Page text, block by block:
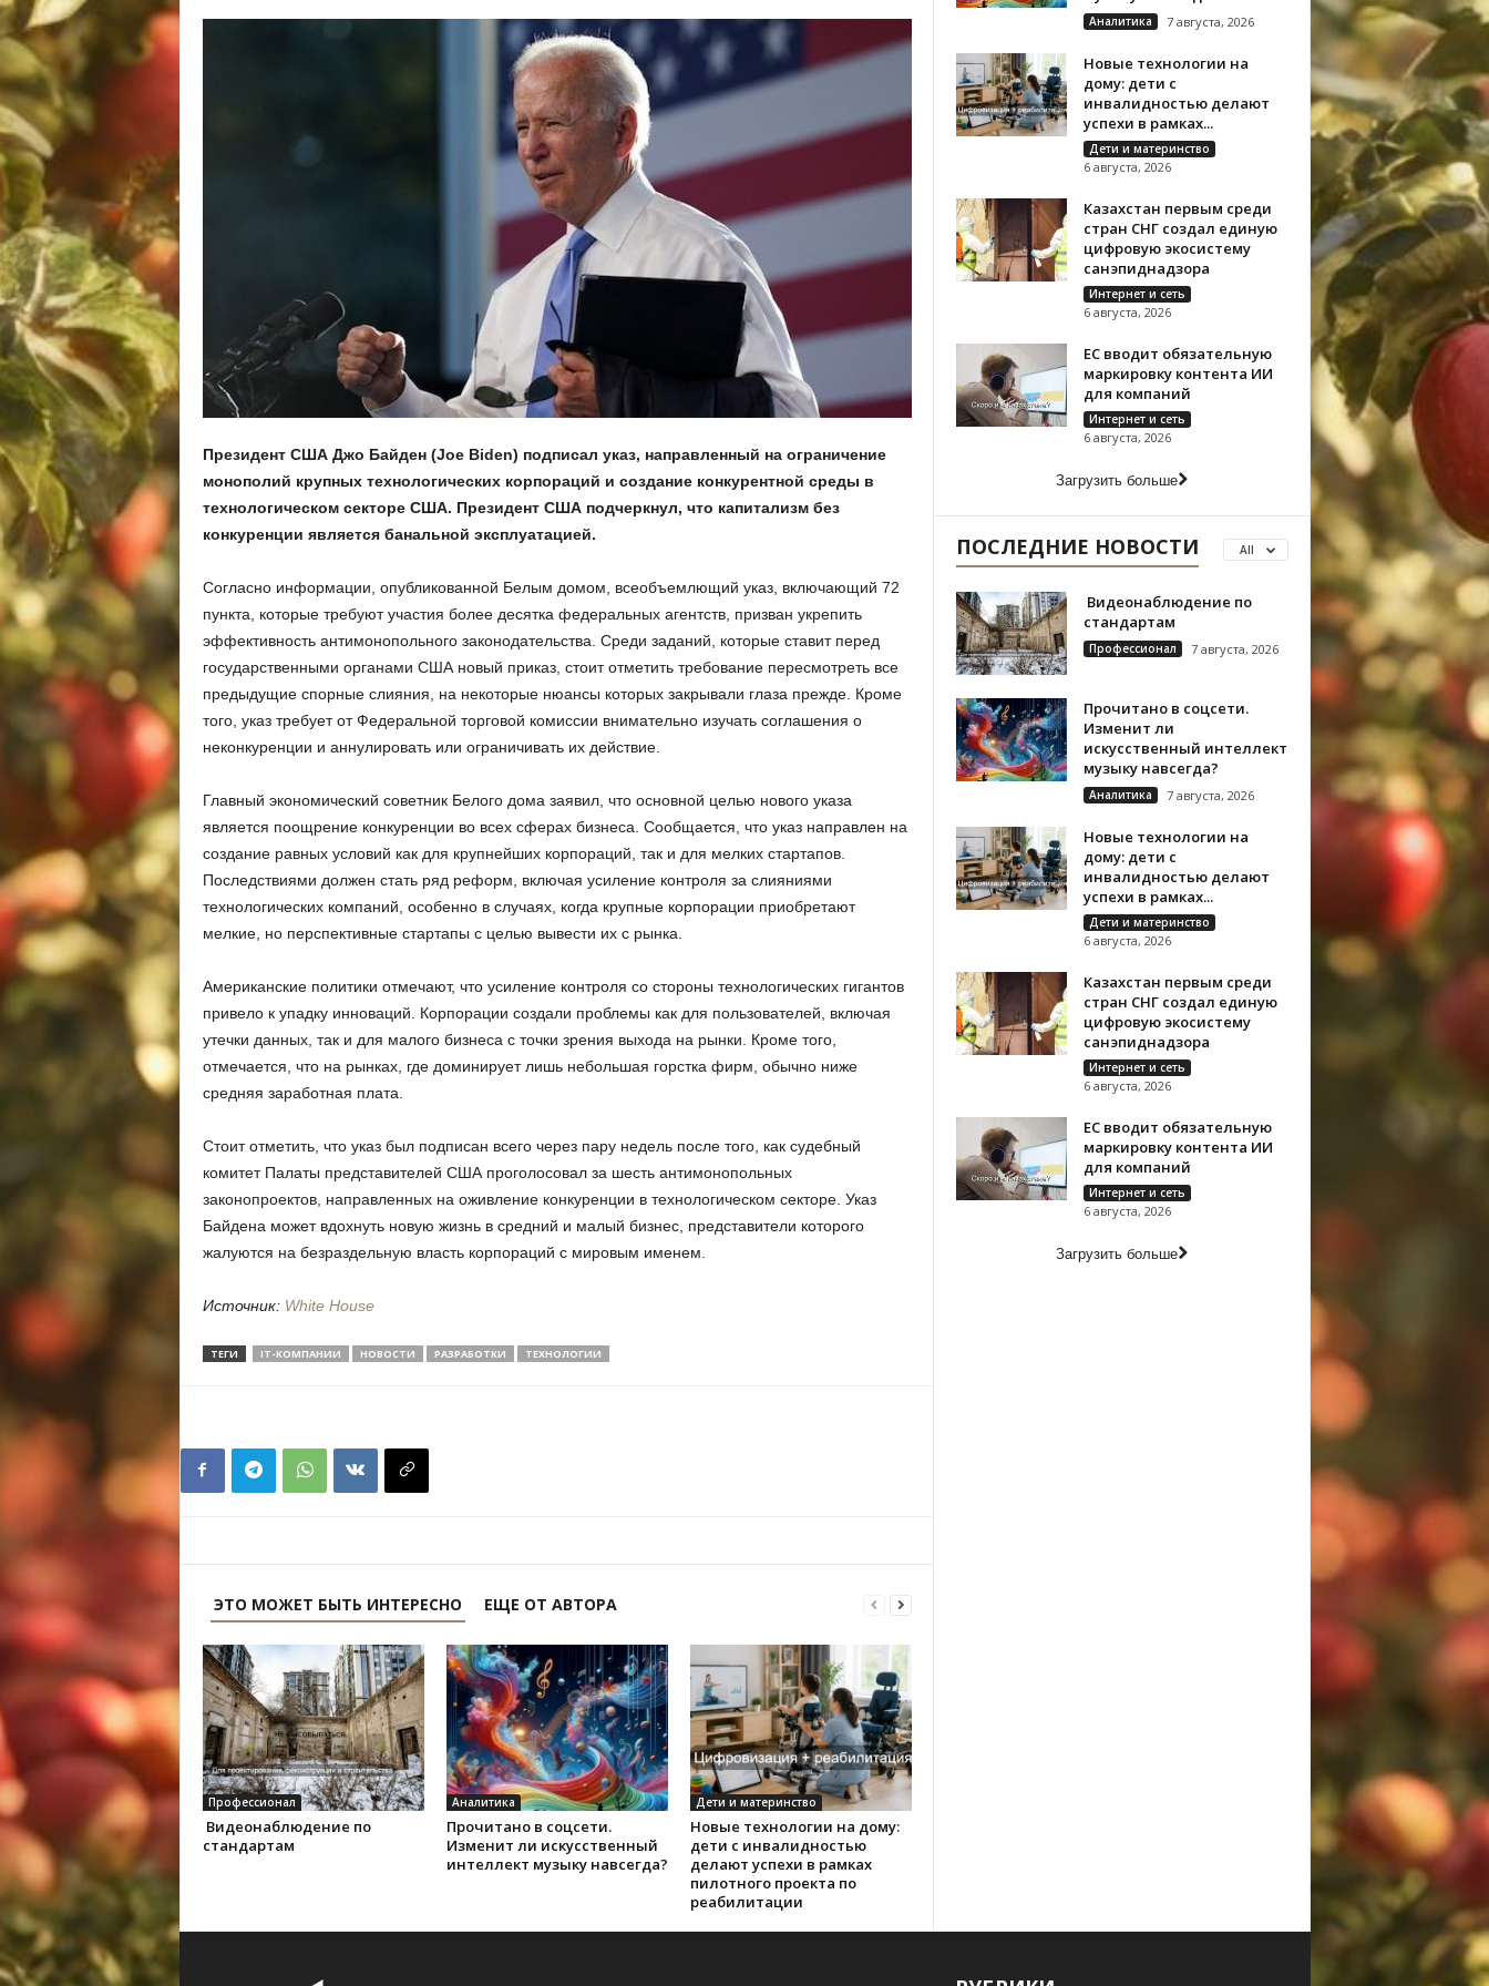
Президент США Джо Байден (Joe Biden) подписал указ, направленный на ограничение
монополий крупных технологических корпораций и создание конкурентной среды в
технологическом секторе США. Президент США подчеркнул, что капитализм без
конкуренции является банальной эксплуатацией.
Согласно информации, опубликованной Белым домом, всеобъемлющий указ, включающий 72
пункта, которые требуют участия более десятка федеральных агентств, призван укрепить
эффективность антимонопольного законодательства. Среди заданий, которые ставит перед
государственными органами США новый приказ, стоит отметить требование пересмотреть все
предыдущие спорные слияния, на некоторые нюансы которых закрывали глаза прежде. Кроме
того, указ требует от Федеральной торговой комиссии внимательно изучать соглашения о
неконкуренции и аннулировать или ограничивать их действие.
Главный экономический советник Белого дома заявил, что основной целью нового указа
является поощрение конкуренции во всех сферах бизнеса. Сообщается, что указ направлен на
создание равных условий как для крупнейших корпораций, так и для мелких стартапов.
Последствиями должен стать ряд реформ, включая усиление контроля за слияниями
технологических компаний, особенно в случаях, когда крупные корпорации приобретают
мелкие, но перспективные стартапы с целью вывести их с рынка.
Американские политики отмечают, что усиление контроля со стороны технологических гигантов
привело к упадку инноваций. Корпорации создали проблемы как для пользователей, включая
утечки данных, так и для малого бизнеса с точки зрения выхода на рынки. Кроме того,
отмечается, что на рынках, где доминирует лишь небольшая горстка фирм, обычно ниже
средняя заработная плата.
Стоит отметить, что указ был подписан всего через пару недель после того, как судебный
комитет Палаты представителей США проголосовал за шесть антимонопольных
законопроектов, направленных на оживление конкуренции в технологическом секторе. Указ
Байдена может вдохнуть новую жизнь в средний и малый бизнес, представители которого
жалуются на безраздельную власть корпораций с мировым именем.
Источник: White House
ТЕГИ IT-КОМПАНИИ НОВОСТИ РАЗРАБОТКИ ТЕХНОЛОГИИ
ЭТО МОЖЕТ БЫТЬ ИНТЕРЕСНО ЕЩЕ ОТ АВТОРА
Профессионал
Видеонаблюдение по
стандартам
Аналитика
Прочитано в соцсети.
Изменит ли искусственный
интеллект музыку навсегда?
Дети и материнство
Новые технологии на дому:
дети с инвалидностью
делают успехи в рамках
пилотного проекта по
реабилитации
Аналитика 7 августа, 2026
Новые технологии на
дому: дети с
инвалидностью делают
успехи в рамках...
Дети и материнство
6 августа, 2026
Казахстан первым среди
стран СНГ создал единую
цифровую экосистему
санэпиднадзора
Интернет и сеть
6 августа, 2026
ЕС вводит обязательную
маркировку контента ИИ
для компаний
Интернет и сеть
6 августа, 2026
Загрузить больше
ПОСЛЕДНИЕ НОВОСТИ All
Видеонаблюдение по
стандартам
Профессионал 7 августа, 2026
Прочитано в соцсети.
Изменит ли
искусственный интеллект
музыку навсегда?
Аналитика 7 августа, 2026
Новые технологии на
дому: дети с
инвалидностью делают
успехи в рамках...
Дети и материнство
6 августа, 2026
Казахстан первым среди
стран СНГ создал единую
цифровую экосистему
санэпиднадзора
Интернет и сеть
6 августа, 2026
ЕС вводит обязательную
маркировку контента ИИ
для компаний
Интернет и сеть
6 августа, 2026
Загрузить больше